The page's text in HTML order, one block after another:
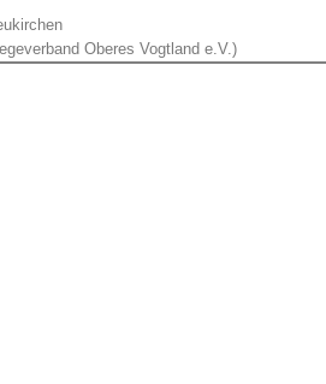
Oberes Vogtland e.V.)